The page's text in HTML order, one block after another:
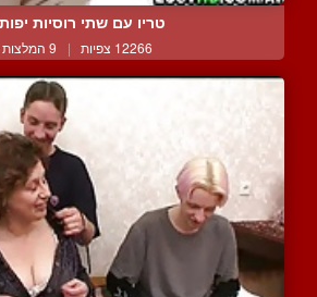
טריו עם שתי רוסיות
12266 צפיות | 9 המלצות